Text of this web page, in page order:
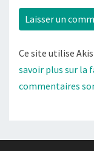
Ce site utilise
savoir plus sur la
commentaires